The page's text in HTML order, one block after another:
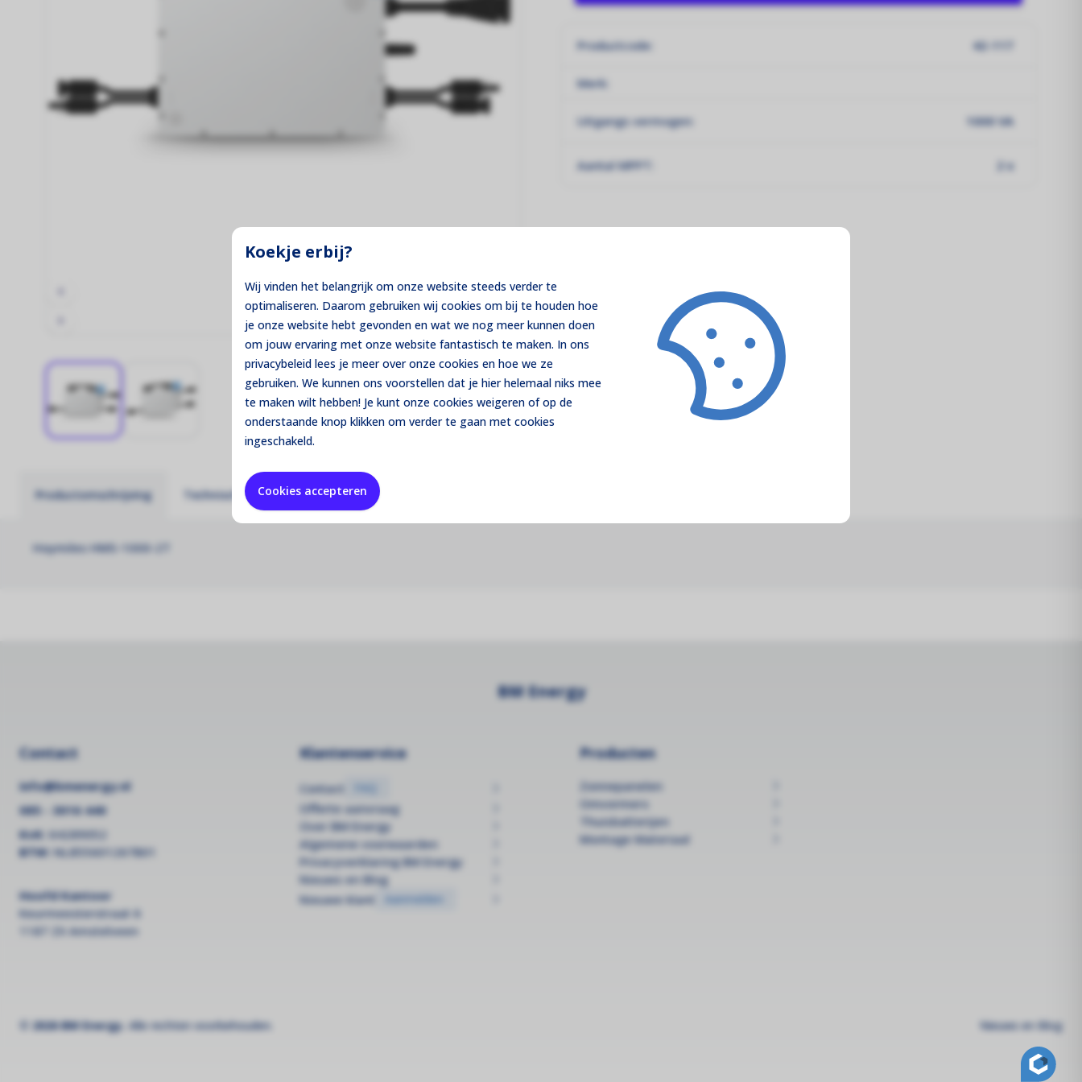
Koekje erbij?
Wij vinden het belangrijk om onze website steeds verder te
optimaliseren. Daarom gebruiken wij cookies om bij te houden hoe
je onze website hebt gevonden en wat we nog meer kunnen doen
om jouw ervaring met onze website fantastisch te maken. In ons
privacybeleid lees je meer over onze cookies en hoe we ze
gebruiken. We kunnen ons voorstellen dat je hier helemaal niks mee
te maken wilt hebben! Je kunt onze cookies weigeren of op de
onderstaande knop klikken om verder te gaan met cookies
ingeschakeld.
Cookies accepteren
Montage Materiaal
De fundering van jouw zonne-installatie!
Productcode: 42-117
Merk:
Uitgangs vermogen: 1000 VA
Aantal MPPT: 2 x
Productomschrijving Technische specificaties
Hoymiles HMS-1000-2T
BM Energy
Contact
info@bmenergy.nl
085 - 3016 440
KvK: 64289052
BTW: NL855601267B01
Hoofd Kantoor
Keurmeesterstraat 6
1187 ZX Amstelveen
Klantenservice
Contact FAQ
Offerte aanvraag
Over BM Energy
Algemene voorwaarden
Privacyverklaring BM Energy
Nieuws en Blog
Nieuwe klant
Aanmelden
Producten
Zonnepanelen
Omvormers
Thuisbatterijen
Montage Materiaal
© 2026 BM Energy. Alle rechten voorbehouden. Nieuws en Blog